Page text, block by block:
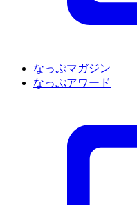
なっぷマガジン
なっぷアワード